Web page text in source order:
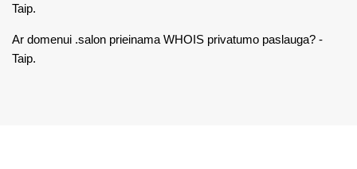
Taip.
Ar domenui .salon prieinama WHOIS privatumo paslauga? -
Taip.